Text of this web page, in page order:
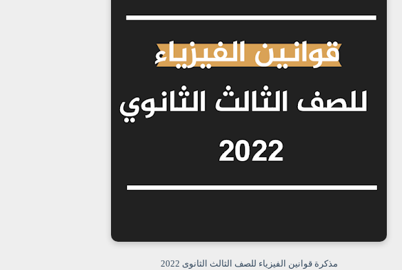
مذكرة قوانين الفيزياء للصف الثالث الثانوى 2022